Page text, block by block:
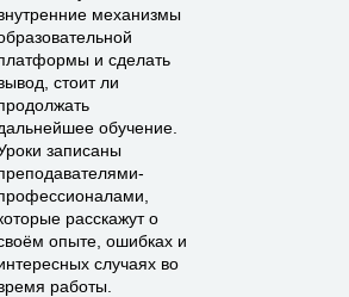
механизмы
и сделать
стоит ли
обучение.
записаны
расскажут о
опыте, ошибках и
случаях во
работы.